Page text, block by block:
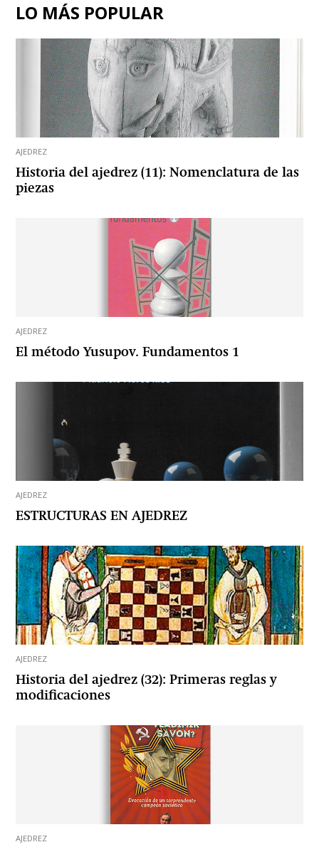
LO MÁS POPULAR
AJEDREZ
Historia del ajedrez (11): Nomenclatura de las
piezas
AJEDREZ
El método Yusupov. Fundamentos 1
AJEDREZ
ESTRUCTURAS EN AJEDREZ
AJEDREZ
Historia del ajedrez (32): Primeras reglas y
modificaciones
AJEDREZ